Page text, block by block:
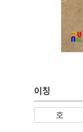
이칭
호